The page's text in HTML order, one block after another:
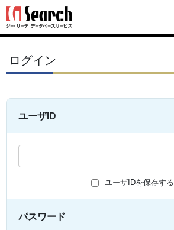
ログイン
ユーザID
ユーザIDを保存する
パスワード